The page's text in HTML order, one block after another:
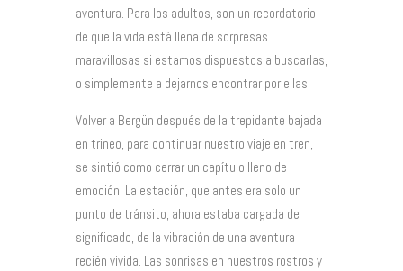
aventura. Para los adultos, son un recordatorio
de que la vida está llena de sorpresas
maravillosas si estamos dispuestos a buscarlas,
o simplemente a dejarnos encontrar por ellas.
Volver a Bergün después de la trepidante bajada
en trineo, para continuar nuestro viaje en tren,
se sintió como cerrar un capítulo lleno de
emoción. La estación, que antes era solo un
punto de tránsito, ahora estaba cargada de
significado, de la vibración de una aventura
recién vivida. Las sonrisas en nuestros rostros y